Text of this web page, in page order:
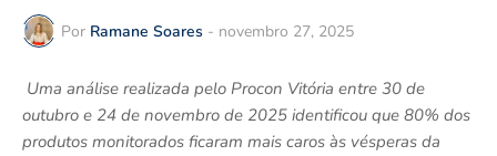
Por Ramane Soares - novembro 27, 2025
Uma análise realizada pelo Procon Vitória entre 30 de
outubro e 24 de novembro de 2025 identificou que 80% dos
produtos monitorados ficaram mais caros às vésperas da